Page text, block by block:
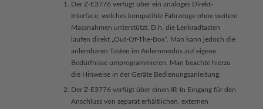
Der Z-E3776 verfügt über ein analoges Direkt-
Interface, welches kompatible Fahrzeuge ohne weitere
Massnahmen unterstützt. D.h. die Lenkradtasten
laufen direkt „Out-Of-The-Box“. Man kann jedoch die
anlernbaren Tasten im Anlernmodus auf eigene
Bedürfnisse umprogrammieren. Man beachte hierzu
die Hinweise in der Geräte Bedienungsanleitung.
Der Z-E3776 verfügt über einen IR-In Eingang für den
Anschluss von separat erhältlichen, externen